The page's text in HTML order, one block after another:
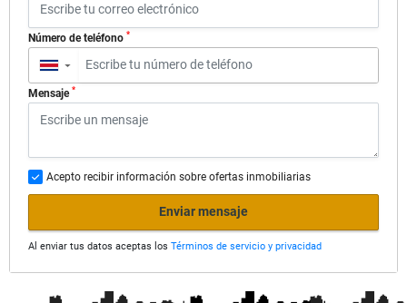
Número de teléfono *
▼
Mensaje *
Acepto recibir información sobre ofertas inmobiliarias
Enviar mensaje
Al enviar tus datos aceptas los Términos de servicio y privacidad